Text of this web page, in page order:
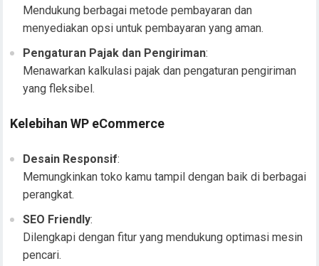
Mendukung berbagai metode pembayaran dan
menyediakan opsi untuk pembayaran yang aman.
Pengaturan Pajak dan Pengiriman:
Menawarkan kalkulasi pajak dan pengaturan pengiriman
yang fleksibel.
Kelebihan WP eCommerce
Desain Responsif:
Memungkinkan toko kamu tampil dengan baik di berbagai
perangkat.
SEO Friendly:
Dilengkapi dengan fitur yang mendukung optimasi mesin
pencari.